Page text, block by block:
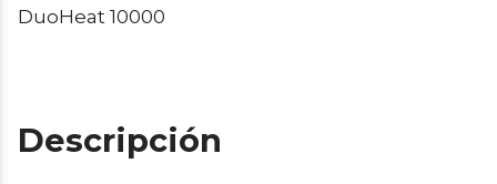
DuoHeat 10000
Descripción